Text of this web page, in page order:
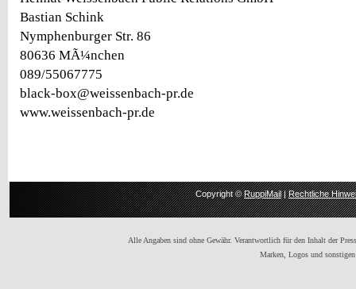
Bastian Schink
Nymphenburger Str. 86
80636 MÃ¼nchen
089/55067775
black-box@weissenbach-pr.de
www.weissenbach-pr.de
Copyright ©RuppiMail|Rechtliche
Alle Angaben sind ohne Gewähr. Verantwortlich für den Inhalt der
Marken, Logos und